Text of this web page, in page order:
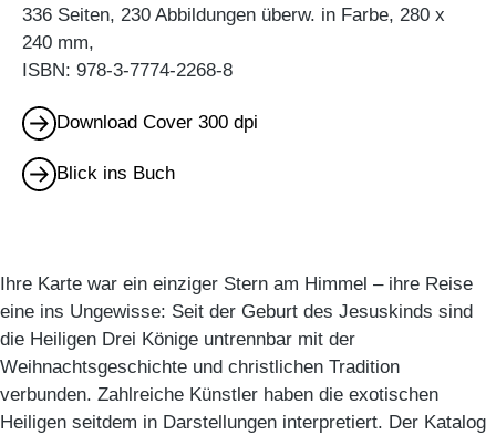
336 Seiten, 230 Abbildungen überw. in Farbe, 280 x
240 mm,
ISBN: 978-3-7774-2268-8
Download Cover 300 dpi
Blick ins Buch
Ihre Karte war ein einziger Stern am Himmel – ihre Reise
eine ins Ungewisse: Seit der Geburt des Jesuskinds sind
die Heiligen Drei Könige untrennbar mit der
Weihnachtsgeschichte und christlichen Tradition
verbunden. Zahlreiche Künstler haben die exotischen
Heiligen seitdem in Darstellungen interpretiert. Der Katalog